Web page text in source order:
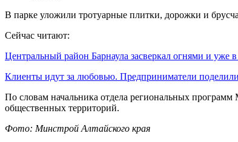
В парке уложили тротуарные плитки, дорожки и
Сейчас читают:
Центральный район Барнаула засверкал огнями и уже
Клиенты идут за любовью. Предприниматели
По словам начальника отдела региональных
общественных территорий.
Фото: Минстрой Алтайского края